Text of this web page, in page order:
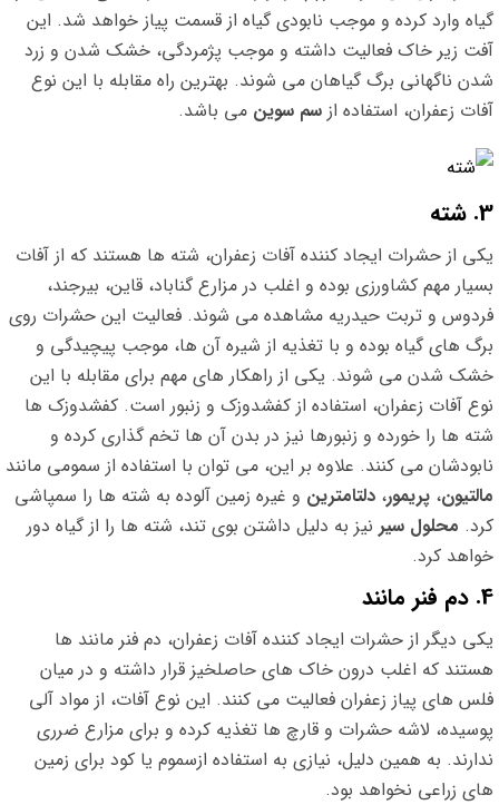
گیاه وارد کرده و موجب نابودی گیاه از قسمت پیاز خواهد شد. این
آفت زیر خاک فعالیت داشته و موجب پژمردگی، خشک شدن و زرد
شدن ناگهانی برگ گیاهان می شوند. بهترین راه مقابله با این نوع
آفات زعفران، استفاده از سم سوین می باشد.
3. شته
یکی از حشرات ایجاد کننده آفات زعفران، شته ها هستند که از آفات
بسیار مهم کشاورزی بوده و اغلب در مزارع گناباد، قاین، بیرجند،
فردوس و تربت حیدریه مشاهده می شوند. فعالیت این حشرات روی
برگ های گیاه بوده و با تغذیه از شیره آن ها، موجب پیچیدگی و
خشک شدن می شوند. یکی از راهکار های مهم برای مقابله با این
نوع آفات زعفران، استفاده از کفشدوزک و زنبور است. کفشدوزک ها
شته ها را خورده و زنبورها نیز در بدن آن ها تخم گذاری کرده و
نابودشان می کنند. علاوه بر این، می توان با استفاده از سمومی مانند
مالتیون، پریمور، دلتامترین و غیره زمین آلوده به شته ها را سمپاشی
کرد. محلول سیر نیز به دلیل داشتن بوی تند، شته ها را از گیاه دور
خواهد کرد.
4. دم فنر مانند
یکی دیگر از حشرات ایجاد کننده آفات زعفران، دم فنر مانند ها
هستند که اغلب درون خاک های حاصلخیز قرار داشته و در میان
فلس های پیاز زعفران فعالیت می کنند. این نوع آفات، از مواد آلی
پوسیده، لاشه حشرات و قارچ ها تغذیه کرده و برای مزارع ضرری
ندارند. به همین دلیل، نیازی به استفاده ازسموم یا کود برای زمین
های زراعی نخواهد بود.